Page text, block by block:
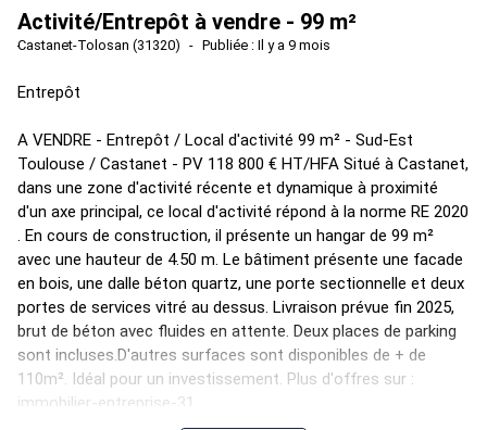
Activité/Entrepôt à vendre - 99 m²
Castanet-Tolosan (31320) Publiée : Il y a 9 mois
Entrepôt
A VENDRE - Entrepôt / Local d'activité 99 m² - Sud-Est
Toulouse / Castanet - PV 118 800 € HT/HFA Situé à Castanet,
dans une zone d'activité récente et dynamique à proximité
d'un axe principal, ce local d'activité répond à la norme RE 2020
. En cours de construction, il présente un hangar de 99 m²
avec une hauteur de 4.50 m. Le bâtiment présente une facade
en bois, une dalle béton quartz, une porte sectionnelle et deux
portes de services vitré au dessus. Livraison prévue fin 2025,
brut de béton avec fluides en attente. Deux places de parking
sont incluses.D'autres surfaces sont disponibles de + de
110m². Idéal pour un investissement. Plus d'offres sur :
immobilier-entreprise-31